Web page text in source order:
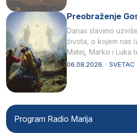
Preobraženje
Danas slavimo
života, o kojem nas
Matej, Marko i Luka
drugoj…
06.08.2026. · SVETAC
Program Radio Marija